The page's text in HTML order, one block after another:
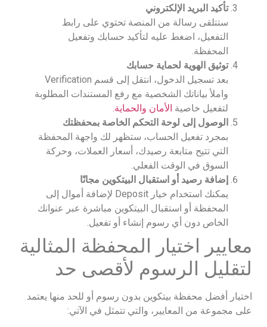
تأكيد البريد الإلكتروني
ستتلقى رسالة من المنصة تحتوي على رابط
التفعيل، اضغط عليه لتأكيد حسابك وتفعيل
المحفظة.
توثيق الهوية لحماية حسابك
بعد تسجيل الدخول، انتقل إلى قسم Verification
واملأ بياناتك الشخصية مع رفع المستندات المطلوبة
لتفعيل خاصية الأمان والحماية.
الوصول إلى لوحة التحكم الخاصة بمحفظتك
بمجرد تفعيل الحساب، ستظهر لك واجهة المحفظة
التي تتيح متابعة رصيدك، أسعار العملات، وحركة
السوق في الوقت الفعلي.
إضافة رصيد أو استقبال البيتكوين مجانًا
يمكنك استخدام خيار Deposit لإضافة أموال إلى
المحفظة أو استقبال البيتكوين مباشرة عبر عنوانك
الخاص دون أي رسوم إنشاء أو تفعيل.
معايير اختيار المحفظة المثالية
لتقليل الرسوم لأقصى حد
اختيار أفضل محفظة بيتكوين بدون رسوم أو للحد منها يعتمد
على مجموعة من المعايير، والتي تتمثل في الآتي: